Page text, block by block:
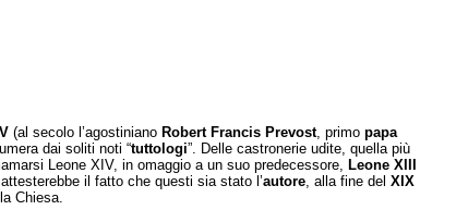
(al secolo l’agostiniano Robert Francis Prevost, primo papa
dai soliti noti “tuttologi”. Delle castronerie udite, quella più
Leone XIV, in omaggio a un suo predecessore, Leone XIII
il fatto che questi sia stato l’autore, alla fine del XIX
Chiesa.